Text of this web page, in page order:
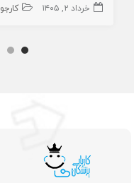
خرداد ۲, ۱۴۰۵ کارجو